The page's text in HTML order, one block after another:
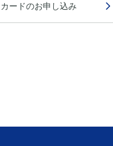
カードのお申し込み